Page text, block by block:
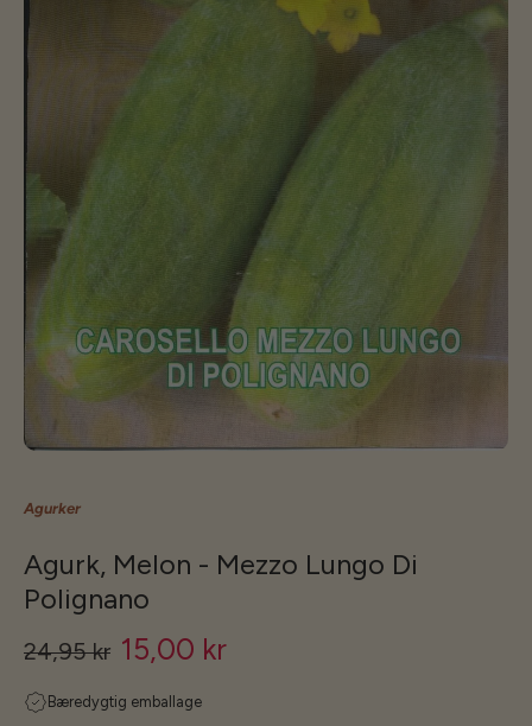
Agurker
Agurk, Melon - Mezzo Lungo Di
Polignano
24,95 kr 15,00 kr
Bæredygtig emballage